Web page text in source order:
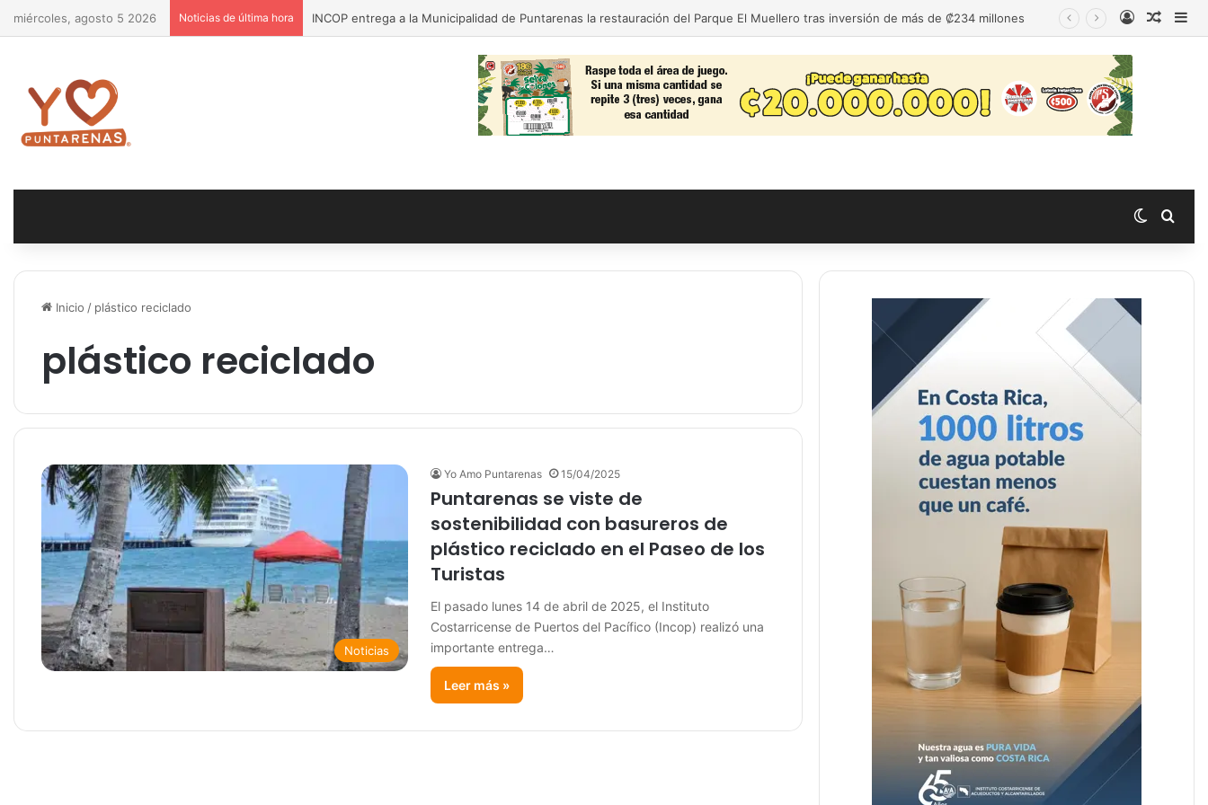
miércoles, agosto 5 2026 Noticias de última hora INCOP entrega a la Municipalidad de Puntarenas la restauración del Parque El Muellero tras inversión de más de ₡234 millones Acceso
Switch
Inicio / plástico reciclado
plástico reciclado
Noticias
Yo Amo Puntarenas 15/04/2025
Puntarenas se viste de
sostenibilidad con basureros de
plástico reciclado en el Paseo de los
Turistas
El pasado lunes 14 de abril de 2025, el Instituto
Costarricense de Puertos del Pacífico (Incop) realizó una
importante entrega…
Leer más »